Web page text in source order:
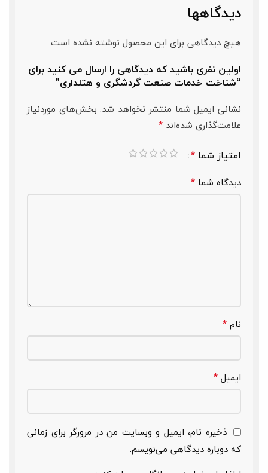
دیدگاهها
هیچ دیدگاهی برای این محصول نوشته نشده است.
اولین نفری باشید که دیدگاهی را ارسال می کنید برای
“شناخت خدمات صنعت گردشگری و هتلداری”
نشانی ایمیل شما منتشر نخواهد شد. بخش‌های موردنیاز
علامت‌گذاری شده‌اند *
امتیاز شما *
دیدگاه شما *
نام*
ایمیل*
ذخیره نام، ایمیل و وبسایت من در مرورگر برای زمانی
که دوباره دیدگاهی می‌نویسم.